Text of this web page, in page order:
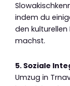
indem du
den
machst.
5. Soziale
Umzug in